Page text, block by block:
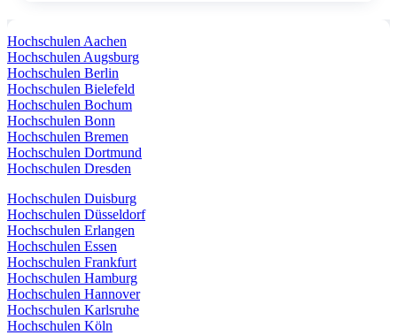
Hochschulen Aachen
Hochschulen Augsburg
Hochschulen Berlin
Hochschulen Bielefeld
Hochschulen Bochum
Hochschulen Bonn
Hochschulen Bremen
Hochschulen Dortmund
Hochschulen Dresden
Hochschulen Duisburg
Hochschulen Düsseldorf
Hochschulen Erlangen
Hochschulen Essen
Hochschulen Frankfurt
Hochschulen Hamburg
Hochschulen Hannover
Hochschulen Karlsruhe
Hochschulen Köln